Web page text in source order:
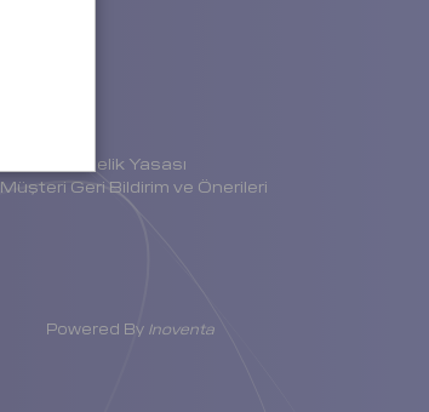
Modern Kölelik Yasası
Müşteri Geri Bildirim ve Önerileri
Powered By Inoventa